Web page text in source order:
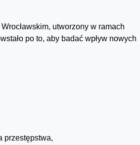
utworzony w ramach
po to, aby badać wpływ nowych
przestępstwa,